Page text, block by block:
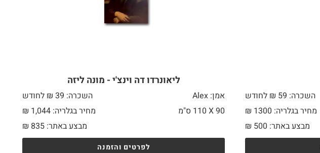
השכרה: 59 ₪ לחודש
מחיר בגלריה: 1300 ₪
מבצע באתר:
₪ 500
ליאונרדו דה וינצ'י - מונה ליזה
אמן: Alex
השכרה: 39 ₪ לחודש
90 X
מחיר בגלריה: 1,044 ₪
מבצע באתר:
₪ 835
לפרטים והזמנה